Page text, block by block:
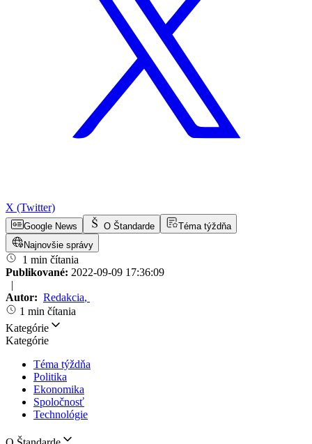
X (Twitter)
Google News O Štandarde
Téma týždňa
Najnovšie správy
1 min čítania
Publikované: 2022-09-09 17:36:09
|
Autor: Redakcia,
1 min čítania
Kategórie
Kategórie
Téma týždňa
Politika
Ekonomika
Spoločnosť
Technológie